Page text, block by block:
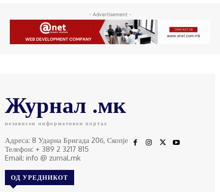
- Advertisement -
Журнал .мк
независен информативен портал
Адреса: 8 Ударна Бригада 20б, Скопје
Телефон: + 389 2 3217 815
Email: info @ zurnal.mk
ОД УРЕДНИКОТ